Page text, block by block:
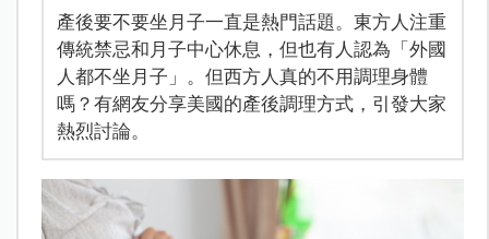
產後要不要坐月子一直是熱門話題。東方人注重
傳統禁忌和月子中心休息，但也有人認為「外國
人都不坐月子」。但西方人真的不用調理身體
嗎？有網友分享美國的產後調理方式，引發大家
熱烈討論。